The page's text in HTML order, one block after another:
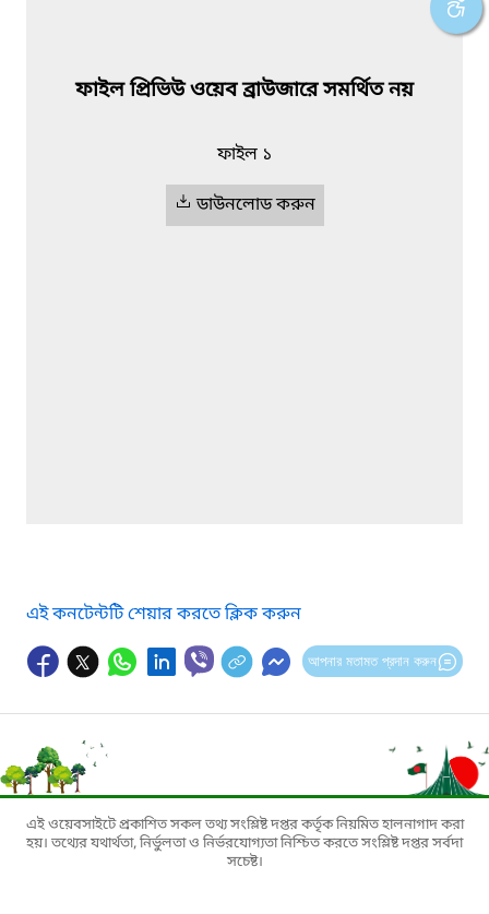
ফাইল প্রিভিউ ওয়েব ব্রাউজারে সমর্থিত নয়
ফাইল ১
ডাউনলোড করুন
এই কনটেন্টটি শেয়ার করতে ক্লিক করুন
আপনার মতামত প্রদান করুন
এই ওয়েবসাইটে প্রকাশিত সকল তথ্য সংশ্লিষ্ট দপ্তর কর্তৃক নিয়মিত হালনাগাদ করা
হয়। তথ্যের যথার্থতা, নির্ভুলতা ও নির্ভরযোগ্যতা নিশ্চিত করতে সংশ্লিষ্ট দপ্তর সর্বদা
সচেষ্ট।